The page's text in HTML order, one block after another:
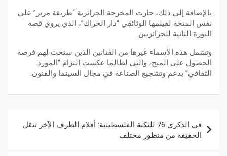
بالإضافة إلى ذلك، حازت المخرجة الجزائرية “ظريفة مزنر” على
نفس المنحة لفيلمها الوثائقي “دار الحراك”، الذي يروي قصة
الثورة الثانية للجزائريين.
وتشمل هذه الأسماء غيرها من الفنانين الذين سنحت لهم فرصة
الحصول على المنح، والتي لطالما عكست التزام “المورد
الثقافي” بدعم وتشجيع الصناعة في مجال السينما والفنون.
في الذكرى 76 للنكبة الفلسطينية: أفلام الطرف الآخر تنقل
الحقيقة من منظور مختلف